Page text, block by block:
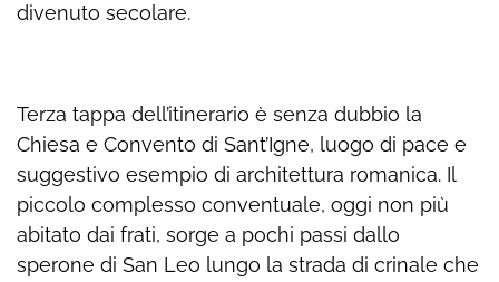
divenuto secolare.
Terza tappa dell’itinerario è senza dubbio la
Chiesa e Convento di Sant’Igne, luogo di pace e
suggestivo esempio di architettura romanica. Il
piccolo complesso conventuale, oggi non più
abitato dai frati, sorge a pochi passi dallo
sperone di San Leo lungo la strada di crinale che